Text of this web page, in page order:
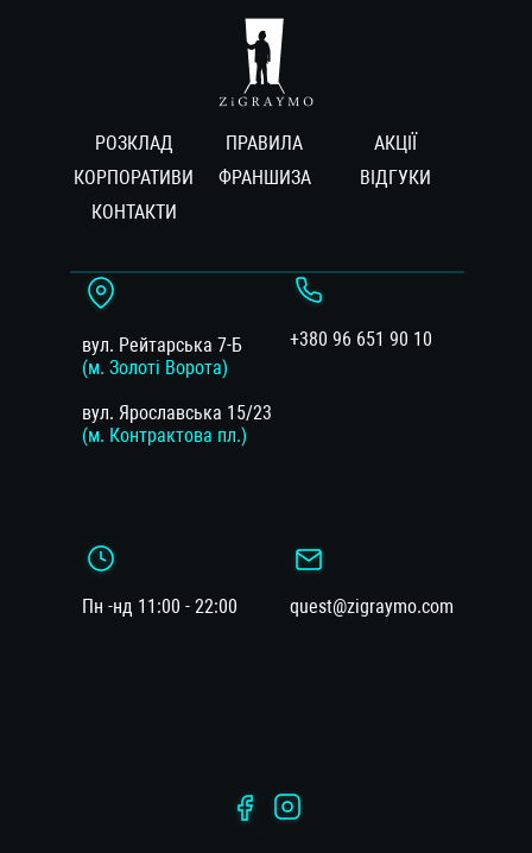
РОЗКЛАД ПРАВИЛА
АКЦІЇ
КОРПОРАТИВИ
ФРАНШИЗА
ВIДГУКИ
КОНТАКТИ
вул. Рейтарська 7-Б
(м. Золоті Ворота)
вул. Ярославська 15/23
(м. Контрактова пл.)
+380 96 651 90 10
Пн -нд 11:00 - 22:00 quest@zigraymo.com